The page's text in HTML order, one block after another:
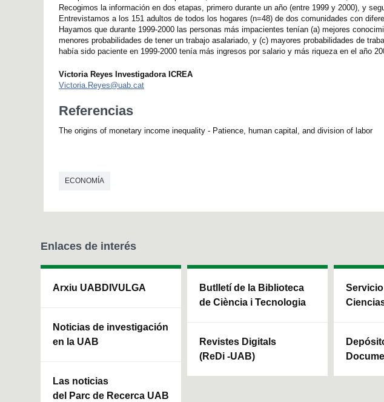
Recogimos la información en dos etapas, primero durante un año (entre 1999 y 2000), y
Entrevistamos a los 151 adultos de todos los hogares (n=48) de dos comunidades con
Hayamos que durante 1999-2000 las personas más impacientes tenían (a) mejores
menores probabilidades de tener un trabajo asalariado, y (c) mayores probabilidades de
había sido paciente en 1999-2000 tenía más ingresos por salario y más riqueza en el año
Victoria Reyes Investigadora ICREA
Victoria.Reyes@uab.cat
Referencias
The origins of monetary income inequality - Patience, human capital, and division of labor
ECONOMÍA
Enlaces de interés
Arxiu UABDIVULGA
Noticias de investigación
en la UAB
Las noticias
del Parc de Recerca UAB
Butlletí de la Biblioteca
de Ciència i Tecnologia
Revistes Digitals
(ReDi -UAB)